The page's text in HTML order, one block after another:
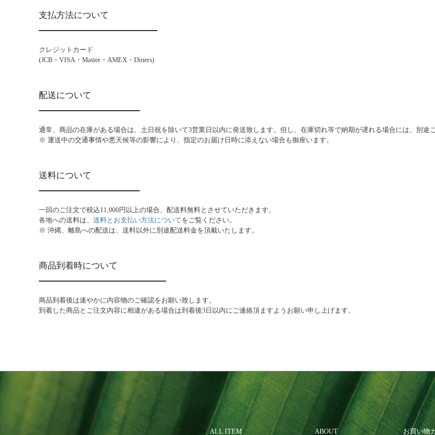
支払方法について
クレジットカード
(JCB・VISA・Master・AMEX・Diners)
配送について
通常、商品の在庫がある場合は、土日祝を除いて3営業日以内に発送致します。但し、在庫切れ等で納期が遅れる場合には、別途
※ 運送中の交通事情や悪天候等の影響により、指定のお届け日時に添えない場合も御座います。
送料について
一回のご注文で税込11,000円以上の場合、配送料無料とさせていただきます。
各地への送料は、 送料とお支払い方法についてをご覧ください。
※ 沖縄、離島への配送は、送料以外に別途配送料金を頂戴いたします。
商品到着時について
商品到着後は速やかに内容物のご確認をお願い致します。
到着した商品とご注文内容に相違がある場合は到着後3日以内にご連絡頂ますようお願い申し上げます。
ALL ITEM ABOUT お買い物